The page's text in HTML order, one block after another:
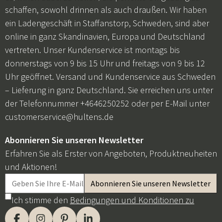
schaffen, sowohl drinnen als auch draußen. Wir haben
ein Ladengeschäft in Staffanstorp, Schweden, sind aber
online in ganz Skandinavien, Europa und Deutschland
vertreten. Unser Kundenservice ist montags bis
donnerstags von 9 bis 15 Uhr und freitags von 9 bis 12
Uhr geöffnet. Versand und Kundenservice aus Schweden
– Lieferung in ganz Deutschland. Sie erreichen uns unter
der Telefonnummer +4646250252 oder per E-Mail unter
customerservice@hultens.de
Abonnieren Sie unseren Newsletter
Erfahren Sie als Erster von Angeboten, Produktneuheiten
und Aktionen!
Ich stimme den Bedingungen und Konditionen zu